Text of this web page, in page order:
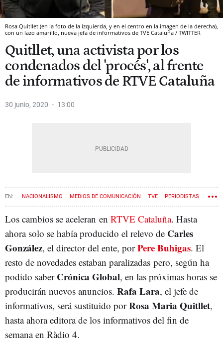
Rosa Quitllet (en la foto de la izquierda, y en el centro en la imagen de la derecha),
con un lazo amarillo, nueva jefa de informativos de TVE Cataluña / TWITTER
Quitllet, una activista por los
condenados del 'procés', al frente
de informativos de RTVE Cataluña
30 junio, 2020 13:00
NACIONALISMO MEDIOS DE COMUNICACIÓN TVE PERIODISTAS
Los cambios se aceleran en RTVE Cataluña. Hasta
ahora solo se había producido el relevo de Carles
González, el director del ente, porPere Buhigas. El
resto de novedades estaban paralizadas pero, según ha
podido saber Crónica Global, en las próximas horas se
producirán nuevos anuncios. Rafa Lara, el jefe de
informativos, será sustituido porRosa Maria Quitllet,
hasta ahora editora de los informativos del fin de
semana en Ràdio 4.